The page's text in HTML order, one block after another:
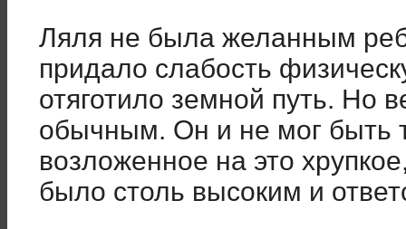
Ляля не была желанным
придало слабость
отяготило земной путь. Но
обычным. Он и не мог быть
возложенное на это
было столь высоким и